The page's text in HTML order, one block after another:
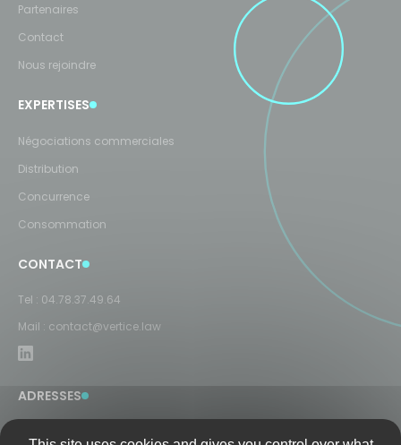
Partenaires
Contact
Nous rejoindre
EXPERTISES
Négociations commerciales
Distribution
Concurrence
Consommation
CONTACT
Tel : 04.78.37.49.64
Mail : contact@vertice.law
ADRESSES